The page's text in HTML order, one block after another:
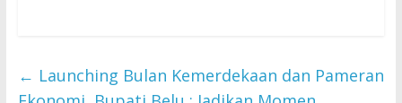
← Launching Bulan Kemerdekaan dan Pameran